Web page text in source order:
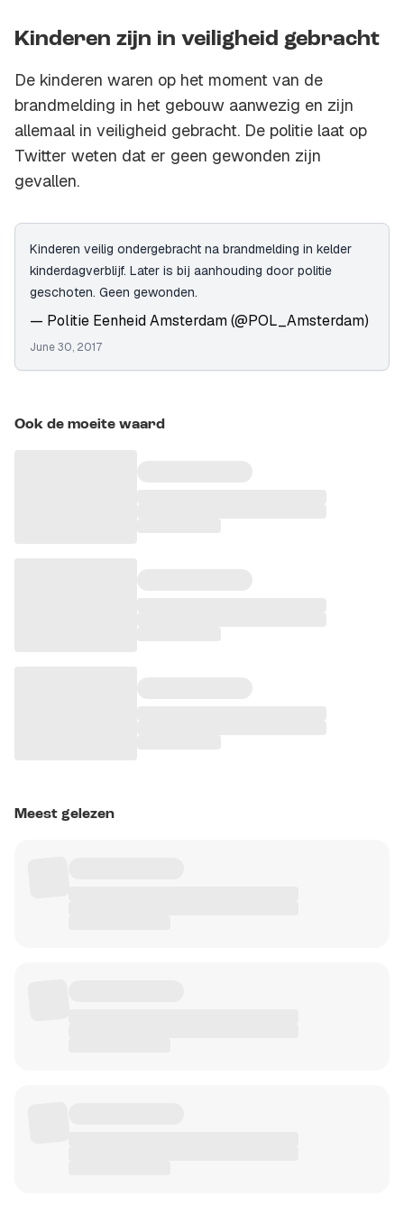
Kinderen zijn in veiligheid gebracht
De kinderen waren op het moment van de
brandmelding in het gebouw aanwezig en zijn
allemaal in veiligheid gebracht. De politie laat op
Twitter weten dat er geen gewonden zijn
gevallen.
Kinderen veilig ondergebracht na brandmelding in kelder
kinderdagverblijf. Later is bij aanhouding door politie
geschoten. Geen gewonden.
— Politie Eenheid Amsterdam (@POL_Amsterdam)
June 30, 2017
Ook de moeite waard
Meest gelezen